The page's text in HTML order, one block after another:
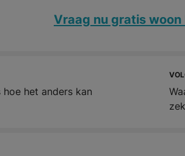
Vraag nu gratis woon
het anders kan